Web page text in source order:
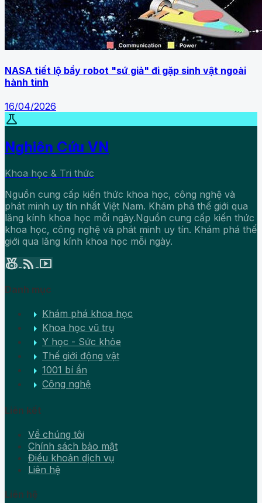
NASA tiết lộ bầy robot "sứ giả" đi gặp sinh vật ngoài
hành tinh
16/04/2026
science
Nghiên Cứu VN
Khoa học & Tri thức
Nguồn cung cấp kiến thức khoa học, công nghệ và
phát minh uy tín nhất Việt Nam. Khám phá thế giới qua
lăng kính khoa học mỗi ngày.Nguồn cung cấp kiến thức
khoa học, công nghệ và phát minh uy tín. Khám phá thế
giới qua lăng kính khoa học mỗi ngày.
social_leaderboard rss_feed smart_display
Danh mục
arrow_right Khám phá khoa học
arrow_right Khoa học vũ trụ
arrow_right Y học - Sức khỏe
arrow_right Thế giới động vật
arrow_right 1001 bí ẩn
arrow_right Công nghệ
Liên kết
Về chúng tôi
Chính sách bảo mật
Điều khoản dịch vụ
Liên hệ
Liên hệ